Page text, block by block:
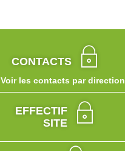
CONTACTS
Voir les contacts par direction
EFFECTIF
SITE